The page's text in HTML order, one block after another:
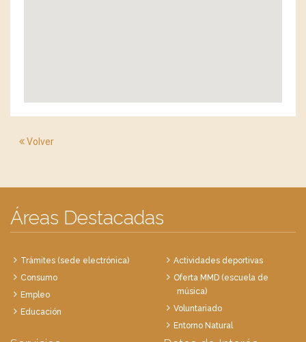
Volver
Áreas Destacadas
Trámites (sede electrónica)
Consumo
Empleo
Educación
Actividades deportivas
Oferta MMD (escuela de
música)
Voluntariado
Entorno Natural